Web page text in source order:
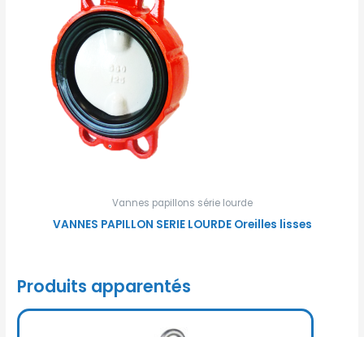
Vannes papillons série lourde
VANNES PAPILLON SERIE LOURDE Oreilles lisses
Produits apparentés